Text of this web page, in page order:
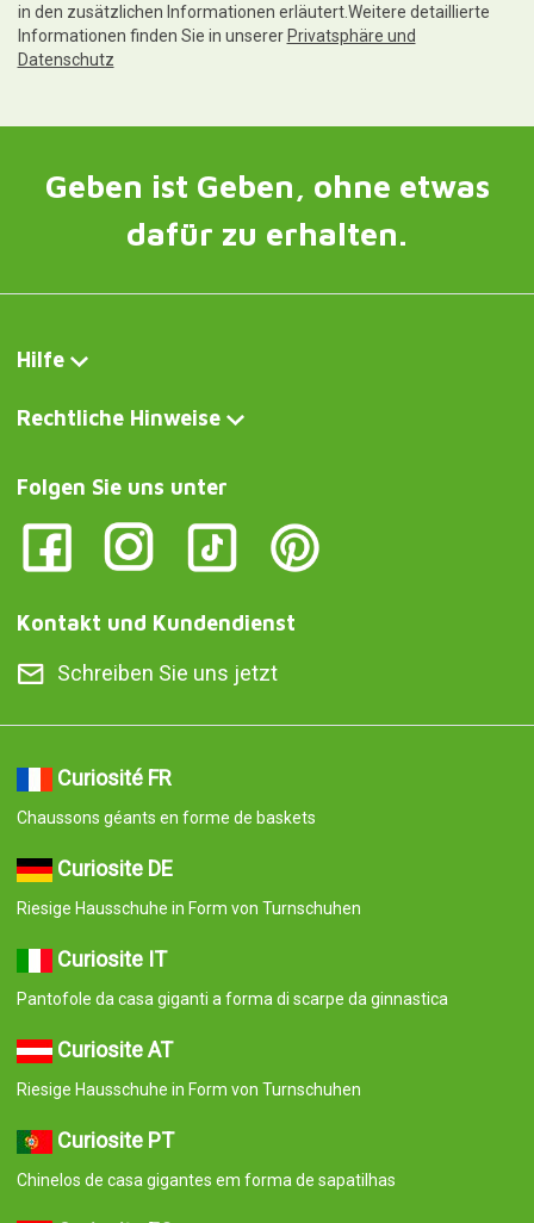
in den zusätzlichen Informationen erläutert.Weitere detaillierte
Informationen finden Sie in unsererPrivatsphäre und
Datenschutz
Geben ist Geben, ohne etwas
dafür zu erhalten.
Hilfe
Rechtliche Hinweise
Folgen Sie uns unter
Kontakt und Kundendienst
Schreiben Sie uns jetzt
Curiosité FR
Chaussons géants en forme de baskets
Curiosite DE
Riesige Hausschuhe in Form von Turnschuhen
Curiosite IT
Pantofole da casa giganti a forma di scarpe da ginnastica
Curiosite AT
Riesige Hausschuhe in Form von Turnschuhen
Curiosite PT
Chinelos de casa gigantes em forma de sapatilhas